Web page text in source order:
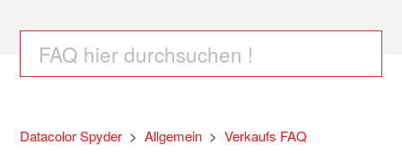
Datacolor Spyder Allgemein Verkaufs FAQ